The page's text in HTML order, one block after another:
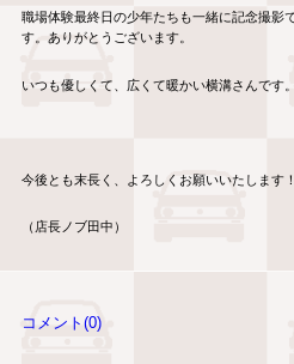
職場体験最終日の少年たちも一緒に記念撮影
す。ありがとうございます。
いつも優しくて、広くて暖かい横溝さんです。
今後とも末長く、よろしくお願いいたします！
（店長ノブ田中）
コメント(0)